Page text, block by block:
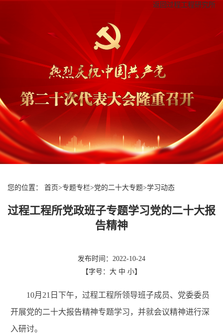
返回过程工程研究所
您的位置： 首页>专题专栏>党的二十大专题>学习动态
过程工程所党政班子专题学习党的二十大报
告精神
发布时间：2022-10-24
【字号： 大 中 小】
10月 21 日下午，过程工程所领导班子成员、党委委员
开展党的二十大报告精神专题学习，并就会议精神进行深
入研讨。